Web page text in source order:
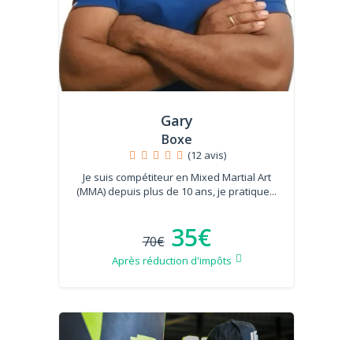
Gary
Boxe
(12 avis)
Je suis compétiteur en Mixed Martial Art
(MMA) depuis plus de 10 ans, je pratique...
70€ 35€
Après réduction d'impôts